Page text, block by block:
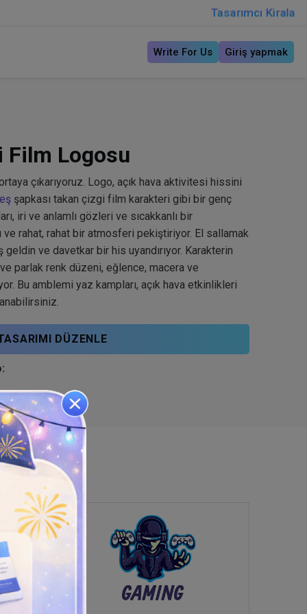
Tasarımcı Kirala
Write For Us Giriş yapmak
Film Logosu
çıkarıyoruz. Logo, açık hava aktivitesi hissini
şapkası takan çizgi film karakteri gibi bir genç
iri ve anlamlı gözleri ve sıcakkanlı bir
rahat, rahat bir atmosferi pekiştiriyor. El sallamak
geldin ve davetkar bir his uyandırıyor. Karakterin
parlak renk düzeni, eğlence, macera ve
Bu amblemi yaz kampları, açık hava etkinlikleri
DÜZENLE